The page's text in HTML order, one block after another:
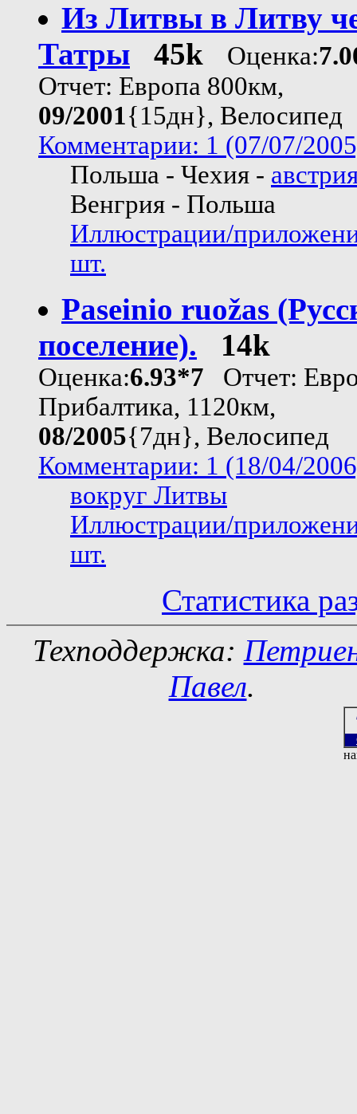
Из Литвы в Литву
Татры
45k Оценка:
Отчет: Европа 800км,
09/2001{15дн}, Велосипед
Комментарии: 1 (07/07/
Польша - Чехия -
Венгрия - Польша
Иллюстрации/
шт.
Paseinio ruožas
поселение).
14k
Оценка:6.93*7 Отчет:
Прибалтика, 1120км,
08/2005{7дн}, Велосипед
Комментарии: 1 (18/04/
вокруг Литвы
Иллюстрации/
шт.
Статистика
Техподдержка:
Павел.